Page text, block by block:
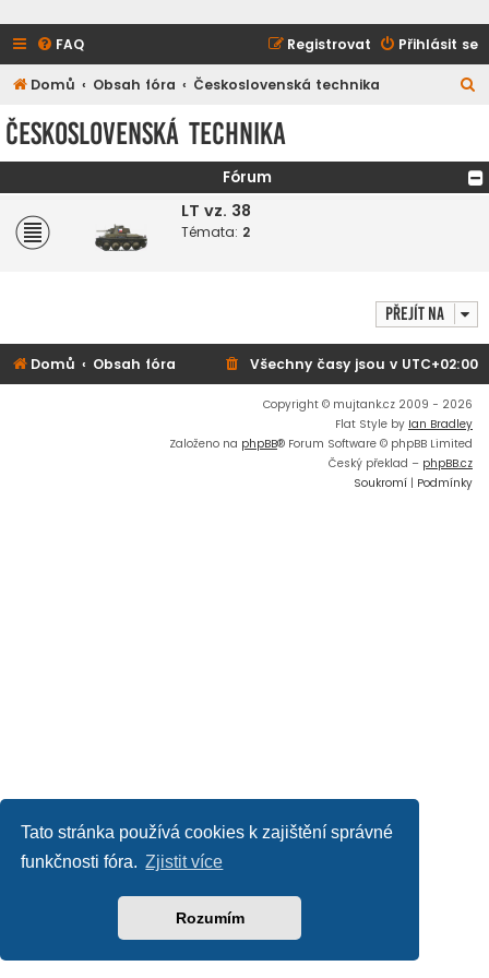
Tato stránka používá cookies k zajištění správné
funkčnosti fóra. Zjistit více
Rozumím
FAQ Přihlásit se
Registrovat
Domů Obsah fóra Československá technika
d
a
Československá technika
Fórum
LT vz. 38
Témata: 2
Přejít na
Domů Obsah fóra Všechny časy jsou v UTC+02:00
Copyright © mujtank.cz 2009 - 2026
Flat Style by Ian Bradley
Založeno na phpBB® Forum Software © phpBB Limited
Český překlad – phpBB.cz
Soukromí | Podmínky